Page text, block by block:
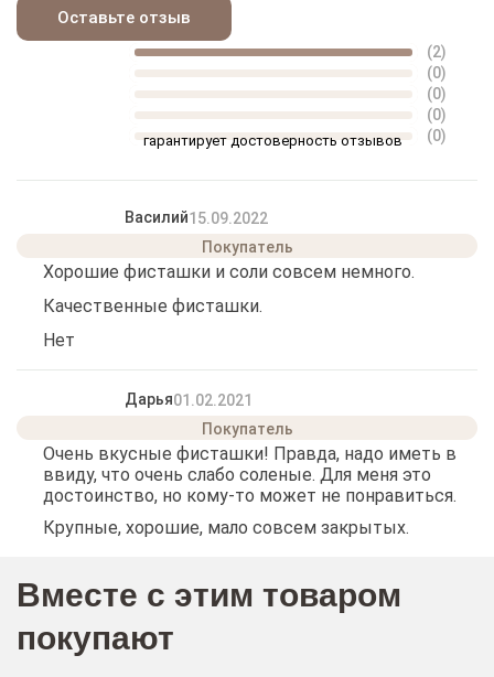
Оставьте отзыв
(2)
(0)
(0)
(0)
(0)
гарантирует достоверность отзывов
Василий15.09.2022
Хорошие фисташки и соли совсем немного.
Качественные фисташки.
Нет
Дарья01.02.2021
Очень вкусные фисташки! Правда, надо иметь в
ввиду, что очень слабо соленые. Для меня это
достоинство, но кому-то может не понравиться.
Крупные, хорошие, мало совсем закрытых.
Вместе с этим товаром
покупают